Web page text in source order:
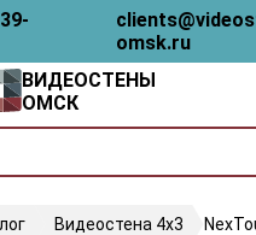
omsk.ru
ВИДЕОСТЕНЫ
ОМСК
Видеостена 4х3